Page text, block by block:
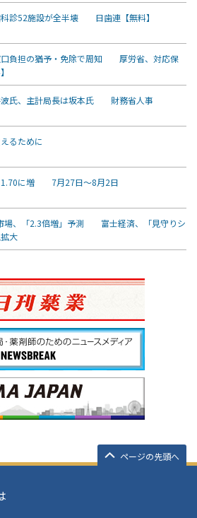
科診52施設が全半壊 日歯連【無料】
口負担の猶予・免除で周知 厚労省、対応保
波氏、主計局長は坂本氏 財務省人事
るために
1.70に増 7月27日～8月2日
場、「2.3倍増」予測 富士経済、「見守りシ
大
ページの先頭へ